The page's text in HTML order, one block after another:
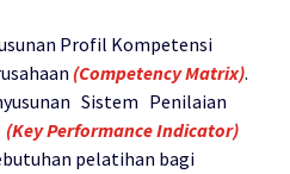
Profil Kompetensi
(Competency Matrix).
Sistem Penilaian
(Key Performance Indicator)
pelatihan bagi